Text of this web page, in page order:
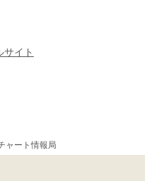
サイト
ャート情報局